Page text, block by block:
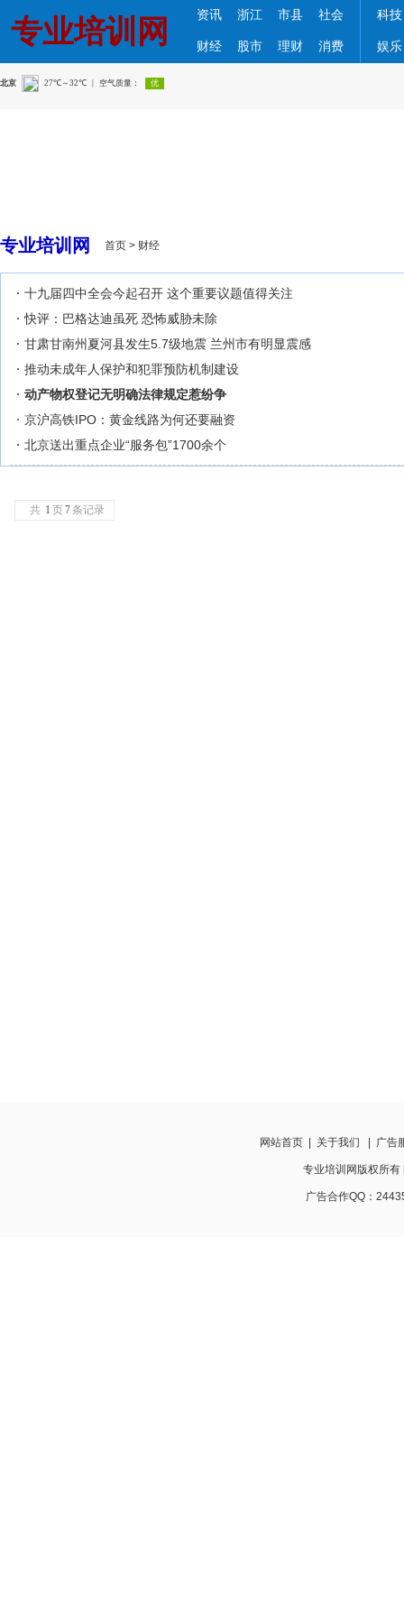
专业培训网 资讯 浙江 市县 社会
财经 股市 理财 消费
科技
娱乐
专业培训网 首页 > 财经
十九届四中全会今起召开 这个重要议题值得关注
快评：巴格达迪虽死 恐怖威胁未除
甘肃甘南州夏河县发生5.7级地震 兰州市有明显震感
推动未成年人保护和犯罪预防机制建设
动产物权登记无明确法律规定惹纷争
京沪高铁IPO：黄金线路为何还要融资
北京送出重点企业“服务包”1700余个
共 1 页7条记录
网站首页 关于我们 广告
专业培训网版权所
广告合作QQ：